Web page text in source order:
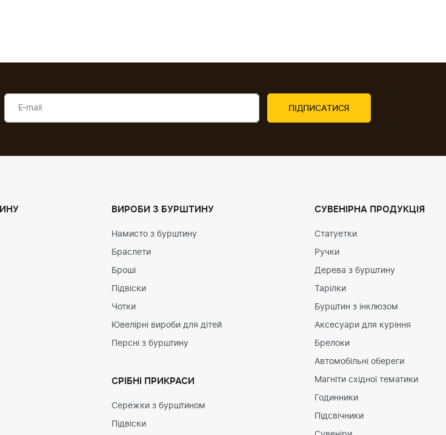
ВИРОБИ З БУРШТИНУ
Намисто з бурштину
Браслети
Броші
Підвіски
Чотки
Ювелірні вироби для дітей
Персні з бурштину
СРІБНІ ПРИКРАСИ
Сережки з бурштином
Підвіски
СУВЕНІРНА ПРОДУКЦІЯ
Статуетки
Ручки
Дерева з бурштину
Тарілки
Бурштин з інклюзом
Аксесуари для куріння
Брелоки
Автомобільні обереги
Магніти східної тематики
Годинники
Підсвічники